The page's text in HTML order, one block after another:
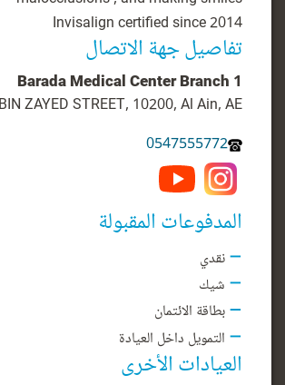
Invisalign certified since 2014
تفاصيل جهة الاتصال
Barada Medical Center Branch 1
ZAYED STREET, 10200, Al Ain, AE
0547555772
المدفوعات المقبولة
نقدي
شيك
بطاقة الائتمان
التمويل داخل العيادة
العيادات الأخرى